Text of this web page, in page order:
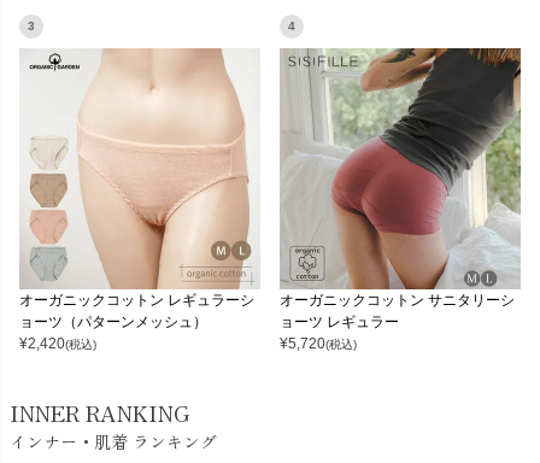
3
オーガニックコットン レギュラーシ
ョーツ（パターンメッシュ）
¥2,420(税込)
4
オーガニックコットン サニタリーシ
ョーツ レギュラー
¥5,720(税込)
INNER RANKING
インナー・肌着 ランキング